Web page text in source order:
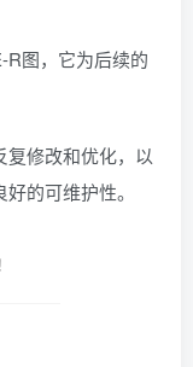
R图，它为后续的
修改和优化，以
的可维护性。